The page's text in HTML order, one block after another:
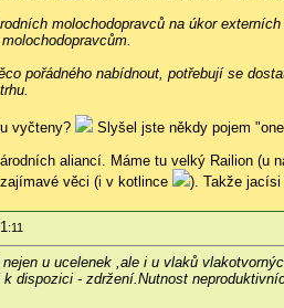
molochodopravců na úkor
pořádného nabídnout, potřebují se
vyčteny?
Slyšel jste někdy pojem
aliancí. Máme tu velký Railion
věci (i v kotlince
). Takže
:11
u ucelenek ,ale i u vlaků
dispozici - zdržení.Nutnost